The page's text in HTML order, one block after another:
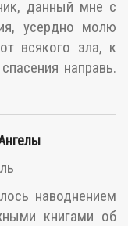
данный мне с
усердно молю
всякого зла, к
направь.
наводнением
книгами об